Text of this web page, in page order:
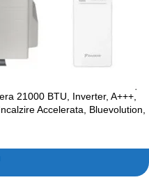
21000 BTU, Inverter, A+++,
Accelerata, Bluevolution,